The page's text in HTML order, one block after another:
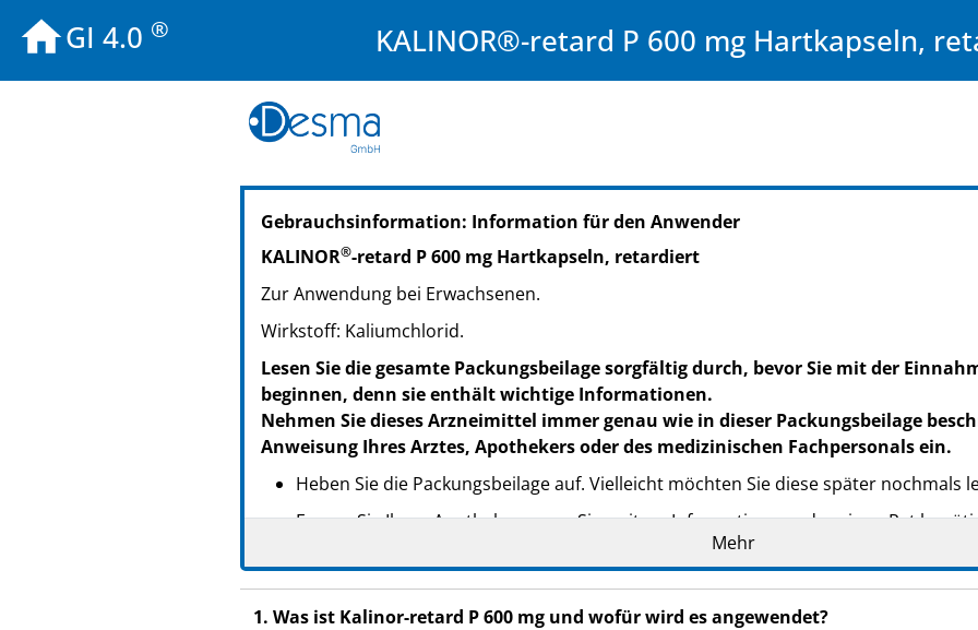
GI 4.0 ® KALINOR®-retard P 600 mg Hartkapseln,
PZN: 02758209
PPN: 110275820995
PZN: 02758215
PZN: 02758221
PPN: 110275822127
PZN: 02758238
PPN: 110275823817
Gebrauchsinformation: Information für den Anwender
KALINOR®-retard P 600 mg Hartkapseln, retardiert
Zur Anwendung bei Erwachsenen.
Wirkstoff: Kaliumchlorid.
Lesen Sie die gesamte Packungsbeilage sorgfältig durch, bevor Sie mit der
beginnen, denn sie enthält wichtige Informationen.
Nehmen Sie dieses Arzneimittel immer genau wie in dieser Packungsbeilage
Anweisung Ihres Arztes, Apothekers oder des medizinischen Fachpersonals ein.
Heben Sie die Packungsbeilage auf. Vielleicht möchten Sie diese später nochmals
Fragen Sie Ihren Apotheker, wenn Sie weitere Informationen oder einen Rat
Fachpersonal. Dies gilt auch für Nebenwirkungen, die nicht in dieser
Abschnitt 4.
Mehr
1. Was ist Kalinor-retard P 600 mg und wofür wird es angewendet?